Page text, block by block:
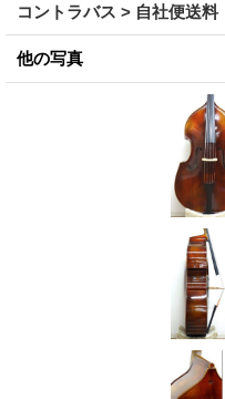
コントラバス > 自社便送料
他の写真